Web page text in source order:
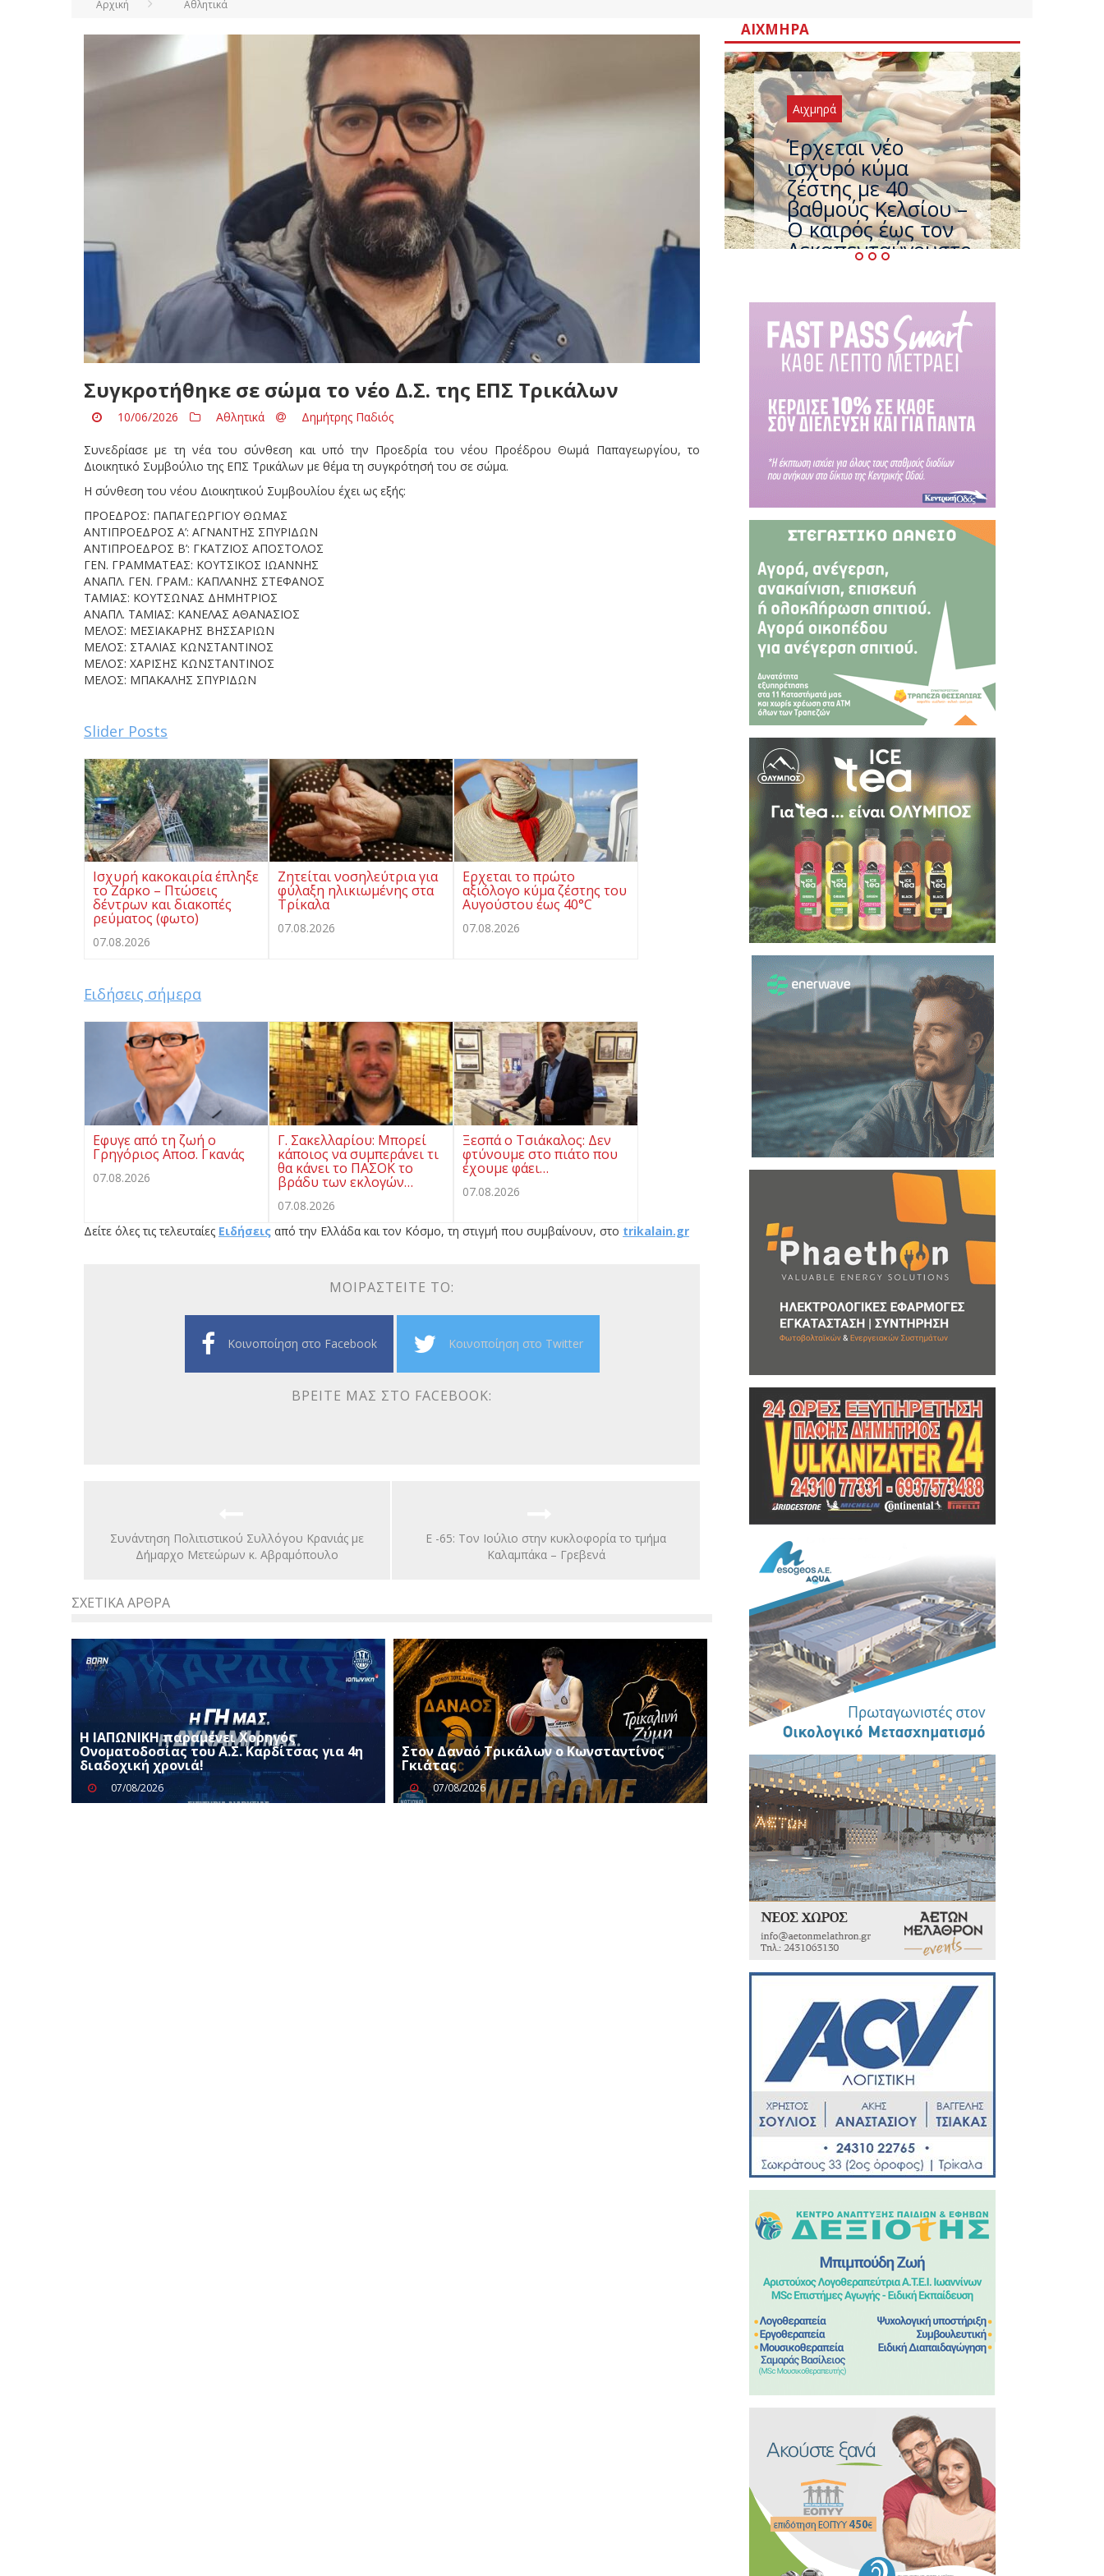
Αρχική Αθλητικά
Συγκροτήθηκε σε σώμα το νέο Δ.Σ. της ΕΠΣ Τρικάλων
10/06/2026 Αθλητικά Δημήτρης Παδιός
Συνεδρίασε με τη νέα του σύνθεση και υπό την Προεδρία του νέου Προέδρου Θωμά Παπαγεωργίου, το
Διοικητικό Συμβούλιο της ΕΠΣ Τρικάλων με θέμα τη συγκρότησή του σε σώμα.
Η σύνθεση του νέου Διοικητικού Συμβουλίου έχει ως εξής:
ΠΡΟΕΔΡΟΣ: ΠΑΠΑΓΕΩΡΓΙΟΥ ΘΩΜΑΣ
ΑΝΤΙΠΡΟΕΔΡΟΣ Α’: ΑΓΝΑΝΤΗΣ ΣΠΥΡΙΔΩΝ
ΑΝΤΙΠΡΟΕΔΡΟΣ Β’: ΓΚΑΤΖΙΟΣ ΑΠΟΣΤΟΛΟΣ
ΓΕΝ. ΓΡΑΜΜΑΤΕΑΣ: ΚΟΥΤΣΙΚΟΣ ΙΩΑΝΝΗΣ
ΑΝΑΠΛ. ΓΕΝ. ΓΡΑΜ.: ΚΑΠΛΑΝΗΣ ΣΤΕΦΑΝΟΣ
ΤΑΜΙΑΣ: ΚΟΥΤΣΩΝΑΣ ΔΗΜΗΤΡΙΟΣ
ΑΝΑΠΛ. ΤΑΜΙΑΣ: ΚΑΝΕΛΑΣ ΑΘΑΝΑΣΙΟΣ
ΜΕΛΟΣ: ΜΕΣΙΑΚΑΡΗΣ ΒΗΣΣΑΡΙΩΝ
ΜΕΛΟΣ: ΣΤΑΛΙΑΣ ΚΩΝΣΤΑΝΤΙΝΟΣ
ΜΕΛΟΣ: ΧΑΡΙΣΗΣ ΚΩΝΣΤΑΝΤΙΝΟΣ
ΜΕΛΟΣ: ΜΠΑΚΑΛΗΣ ΣΠΥΡΙΔΩΝ
Slider Posts
Ισχυρή κακοκαιρία έπληξε
το Ζάρκο – Πτώσεις
δέντρων και διακοπές
ρεύματος (φωτο)
07.08.2026
Ζητείται νοσηλεύτρια για
φύλαξη ηλικιωμένης στα
Τρίκαλα
07.08.2026
Ερχεται το πρώτο
αξιόλογο κύμα ζέστης του
Αυγούστου έως 40°C
07.08.2026
Ειδήσεις σήμερα
Eφυγε από τη ζωή ο
Γρηγόριος Αποσ. Γκανάς
07.08.2026
Γ. Σακελλαρίου: Μπορεί
κάποιος να συμπεράνει τι
θα κάνει το ΠΑΣΟΚ το
βράδυ των εκλογών…
07.08.2026
Ξεσπά ο Τσιάκαλος: Δεν
φτύνουμε στο πιάτο που
έχουμε φάει…
07.08.2026
Δείτε όλες τις τελευταίες Ειδήσεις από την Ελλάδα και τον Κόσμο, τη στιγμή που συμβαίνουν, στο trikalain.gr
ΜΟΙΡΑΣΤΕΊΤΕ ΤΟ:
Κοινοποίηση στο Facebook Κοινοποίηση στο Twitter
ΒΡΕΊΤΕ ΜΑΣ ΣΤΟ FACEBOOK:
Συνάντηση Πολιτιστικού Συλλόγου Κρανιάς με
Δήμαρχο Μετεώρων κ. Αβραμόπουλο
Ε -65: Τον Ιούλιο στην κυκλοφορία το τμήμα
Καλαμπάκα – Γρεβενά
ΣΧΕΤΙΚΆ ΆΡΘΡΑ
Η ΙΑΠΩΝΙΚΗ παραμένει Χορηγός
Ονοματοδοσίας του Α.Σ. Καρδίτσας για 4η
διαδοχική χρονιά!
07/08/2026
Στον Δαναό Τρικάλων ο Κωνσταντίνος
Γκιάτας
07/08/2026
ΑΙΧΜΗΡΆ
Αιχμηρά
Άφαντος ο
Τσίπρας… την ώρα
που η χώρα
καίγεται